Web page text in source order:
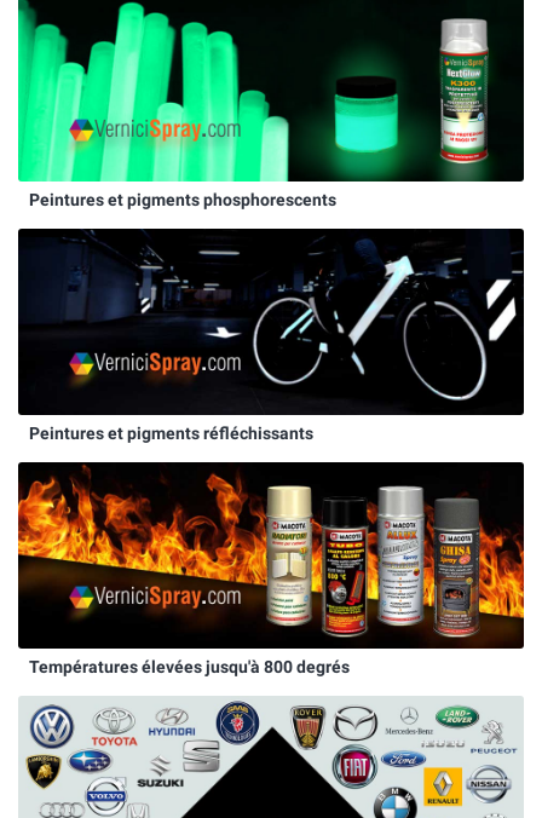
Peintures et pigments phosphorescents
Peintures et pigments réfléchissants
Températures élevées jusqu'à 800 degrés